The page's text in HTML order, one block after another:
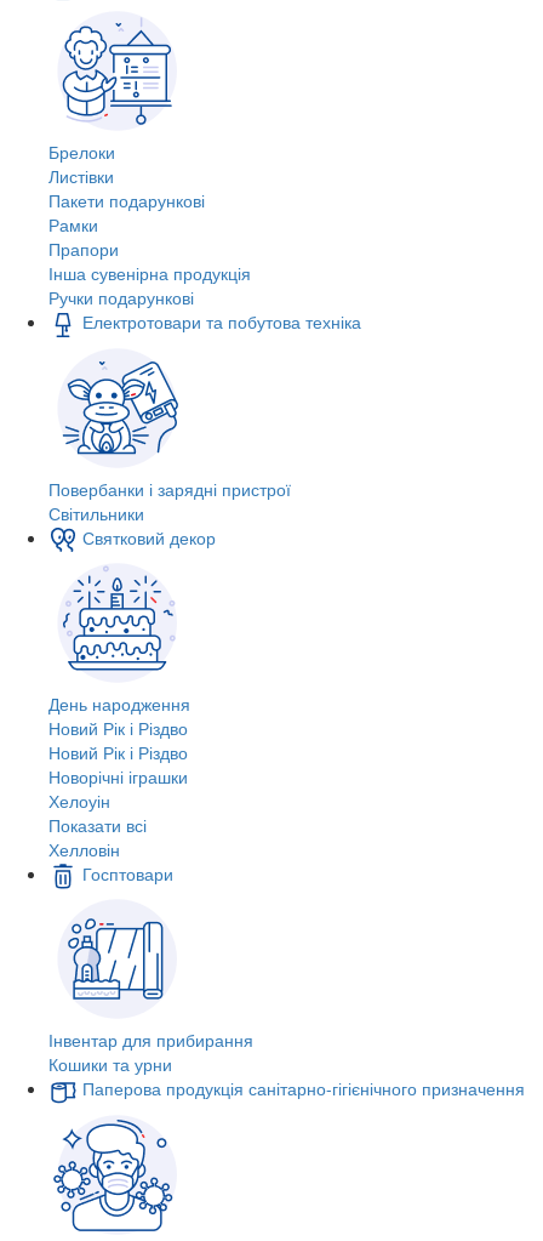
Брелоки
Листівки
Пакети подарункові
Рамки
Прапори
Інша сувенірна продукція
Ручки подарункові
Електротовари та побутова техніка
Повербанки і зарядні пристрої
Світильники
Святковий декор
День народження
Новий Рік і Різдво
Новий Рік і Різдво
Новорічні іграшки
Хелоуін
Показати всі
Хелловін
Госптовари
Інвентар для прибирання
Кошики та урни
Паперова продукція санітарно-гігієнічного призначення